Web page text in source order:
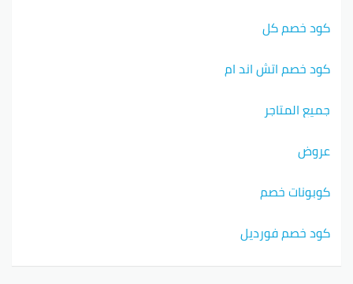
كود خصم كل
كود خصم اتش اند ام
جميع المتاجر
عروض
كوبونات خصم
كود خصم فورديل